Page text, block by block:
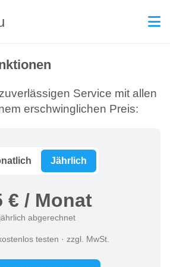
Service mit allen
erschwinglichen Preis:
Jährlich
€ / Monat
jährlich abgerechnet
testen · zzgl. MwSt.